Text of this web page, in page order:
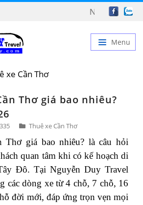
NGUYỄN DUY
Menu
xe Cần Thơ
Thơ giá bao nhiêu?
335 Thuê xe Cần Thơ
Thơ giá bao nhiêu? là câu hỏi
quan tâm khi có kế hoạch di
Đô. Tại Nguyễn Duy Travel
các dòng xe từ 4 chỗ, 7 chỗ, 16
đời mới, đáp ứng trọn vẹn mọi